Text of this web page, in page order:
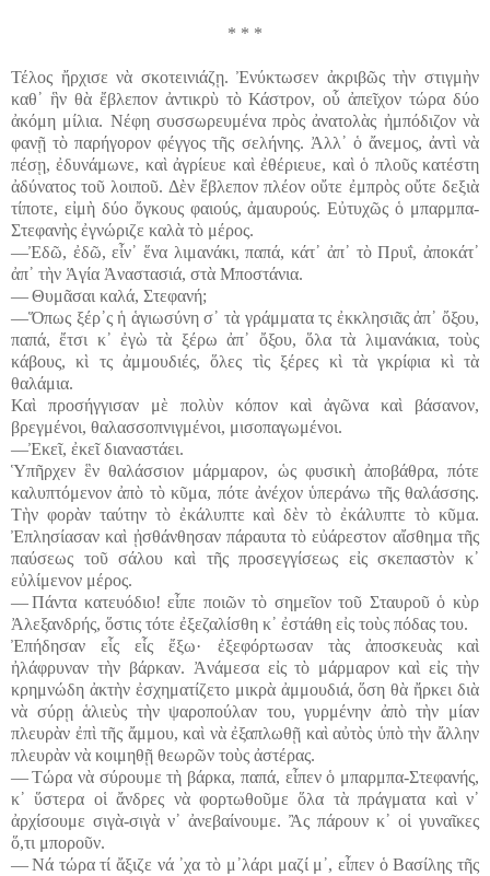
* * *
Τέλος ἤρχισε νὰ σκοτεινιάζῃ. Ἐνύκτωσεν ἀκριβῶς τὴν στιγμὴν
καθ᾽ ἣν θὰ ἔβλεπον ἀντικρὺ τὸ Κάστρον, οὗ ἀπεῖχον τώρα δύο
ἀκόμη μίλια. Νέφη συσσωρευμένα πρὸς ἀνατολὰς ἠμπόδιζον νὰ
φανῇ τὸ παρήγορον φέγγος τῆς σελήνης. Ἀλλ᾽ ὁ ἄνεμος, ἀντὶ νὰ
πέσῃ, ἐδυνάμωνε, καὶ ἀγρίευε καὶ ἐθέριευε, καὶ ὁ πλοῦς κατέστη
ἀδύνατος τοῦ λοιποῦ. Δὲν ἔβλεπον πλέον οὔτε ἐμπρὸς οὔτε δεξιὰ
τίποτε, εἰμὴ δύο ὄγκους φαιούς, ἀμαυρούς. Εὐτυχῶς ὁ μπαρμπα-
Στεφανὴς ἐγνώριζε καλὰ τὸ μέρος.
―Ἐδῶ, ἐδῶ, εἶν᾽ ἕνα λιμανάκι, παπά, κάτ᾽ ἀπ᾽ τὸ Πρυΐ, ἀποκάτ᾽
ἀπ᾽ τὴν Ἁγία Ἀναστασιά, στὰ Μποστάνια.
― Θυμᾶσαι καλά, Στεφανή;
―Ὅπως ξέρ᾽ς ἡ ἁγιωσύνη σ᾽ τὰ γράμματα τς ἐκκλησιᾶς ἀπ᾽ ὄξου,
παπά, ἔτσι κ᾽ ἐγὼ τὰ ξέρω ἀπ᾽ ὄξου, ὅλα τὰ λιμανάκια, τοὺς
κάβους, κὶ τς ἀμμουδιές, ὅλες τὶς ξέρες κὶ τὰ γκρίφια κὶ τὰ
θαλάμια.
Καὶ προσήγγισαν μὲ πολὺν κόπον καὶ ἀγῶνα καὶ βάσανον,
βρεγμένοι, θαλασσοπνιγμένοι, μισοπαγωμένοι.
―Ἐκεῖ, ἐκεῖ διαναστάει.
Ὑπῆρχεν ἓν θαλάσσιον μάρμαρον, ὡς φυσικὴ ἀποβάθρα, πότε
καλυπτόμενον ἀπὸ τὸ κῦμα, πότε ἀνέχον ὑπεράνω τῆς θαλάσσης.
Τὴν φορὰν ταύτην τὸ ἐκάλυπτε καὶ δὲν τὸ ἐκάλυπτε τὸ κῦμα.
Ἐπλησίασαν καὶ ᾐσθάνθησαν πάραυτα τὸ εὐάρεστον αἴσθημα τῆς
παύσεως τοῦ σάλου καὶ τῆς προσεγγίσεως εἰς σκεπαστὸν κ᾽
εὐλίμενον μέρος.
― Πάντα κατευόδιο! εἶπε ποιῶν τὸ σημεῖον τοῦ Σταυροῦ ὁ κὺρ
Ἀλεξανδρής, ὅστις τότε ἐξεζαλίσθη κ᾽ ἐστάθη εἰς τοὺς πόδας του.
Ἐπήδησαν εἷς εἷς ἔξω· ἐξεφόρτωσαν τὰς ἀποσκευὰς καὶ
ἠλάφρυναν τὴν βάρκαν. Ἀνάμεσα εἰς τὸ μάρμαρον καὶ εἰς τὴν
κρημνώδη ἀκτὴν ἐσχηματίζετο μικρὰ ἀμμουδιά, ὅση θὰ ἤρκει διὰ
νὰ σύρῃ ἁλιεὺς τὴν ψαροπούλαν του, γυρμένην ἀπὸ τὴν μίαν
πλευρὰν ἐπὶ τῆς ἄμμου, καὶ νὰ ἐξαπλωθῇ καὶ αὐτὸς ὑπὸ τὴν ἄλλην
πλευρὰν νὰ κοιμηθῇ θεωρῶν τοὺς ἀστέρας.
― Τώρα νὰ σύρουμε τὴ βάρκα, παπά, εἶπεν ὁ μπαρμπα-Στεφανής,
κ᾽ ὕστερα οἱ ἄνδρες νὰ φορτωθοῦμε ὅλα τὰ πράγματα καὶ ν᾽
ἀρχίσουμε σιγὰ-σιγὰ ν᾽ ἀνεβαίνουμε. Ἂς πάρουν κ᾽ οἱ γυναῖκες
ὅ,τι μποροῦν.
― Νά τώρα τί ἄξιζε νά ᾽χα τὸ μ᾽λάρι μαζί μ᾽, εἶπεν ὁ Βασίλης τῆς